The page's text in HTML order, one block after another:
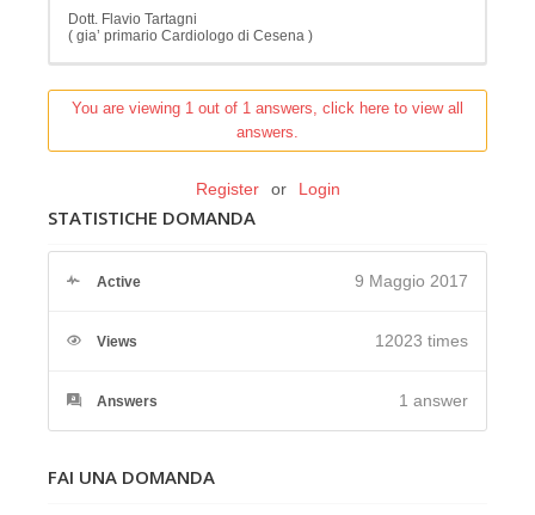
Dott. Flavio Tartagni
( gia’ primario Cardiologo di Cesena )
You are viewing 1 out of 1 answers, click here to view all
answers.
Register or Login
STATISTICHE DOMANDA
Active 9 Maggio 2017
Views 12023 times
Answers 1 answer
FAI UNA DOMANDA